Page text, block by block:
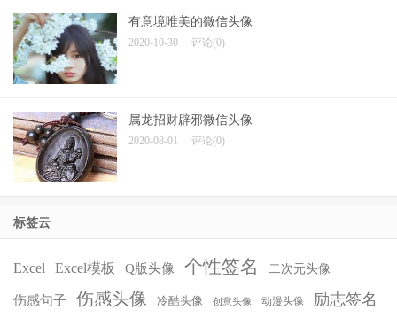
有意境唯美的微信头像
2020-10-30 评论(0)
属龙招财辟邪微信头像
2020-08-01 评论(0)
标签云
Excel Excel模板 Q版头像 个性签名 二次元头像
伤感句子 伤感头像 冷酷头像 创意头像 动漫头像 励志签名